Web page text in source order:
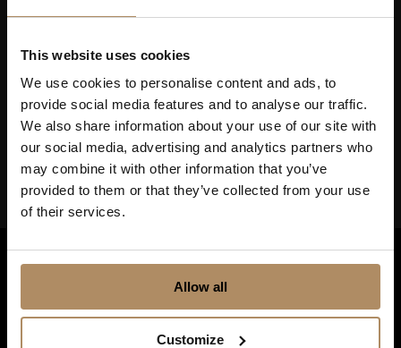
This website uses cookies
We use cookies to personalise content and ads, to
provide social media features and to analyse our traffic.
We also share information about your use of our site with
our social media, advertising and analytics partners who
may combine it with other information that you’ve
provided to them or that they’ve collected from your use
of their services.
Allow all
Customize
kontaktinformasjonen du gir oss, og at vi sender deg
oppheve abonnementet når som helst. Hvis du vil ha mer
forplikter oss til å beskytte ditt personvern, kan du se våre
retningslinjerher.